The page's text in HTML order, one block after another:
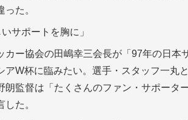
た。
サポートを胸に」
カー協会の田嶋幸三会長が「97年の日本
アW杯に臨みたい。選手・スタッフ一丸
朗監督は「たくさんのファン・サポータ
た。